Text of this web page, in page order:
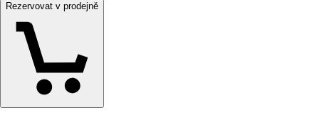
Rezervovat v prodejně